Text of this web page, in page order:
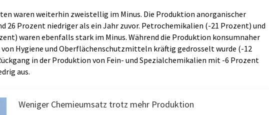
waren weiterhin zweistellig im Minus. Die Produktion anorganischer
26 Prozent niedriger als ein Jahr zuvor. Petrochemikalien (-21 Prozent) und
waren ebenfalls stark im Minus. Während die Produktion konsumnaher
Hygiene und Oberflächenschutzmitteln kräftig gedrosselt wurde (-12
in der Produktion von Fein- und Spezialchemikalien mit -6 Prozent
aus.
Weniger Chemieumsatz trotz mehr Produktion